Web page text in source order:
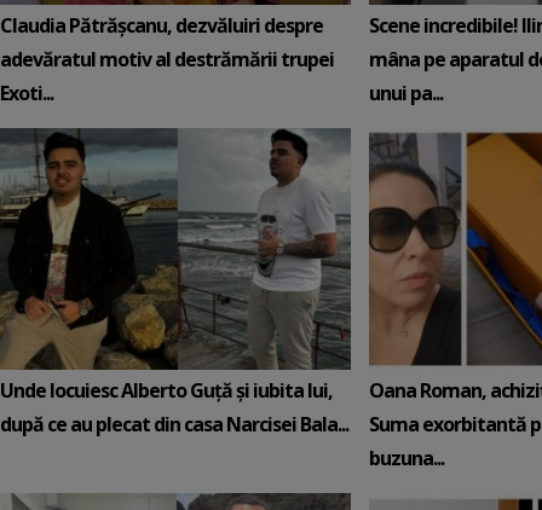
Claudia Pătrășcanu, dezvăluiri despre
adevăratul motiv al destrămării trupei
Exoti...
Scene incredibile!
mâna pe aparatul
unui pa...
Unde locuiesc Alberto Guță și iubita lui,
după ce au plecat din casa Narcisei Bala...
Oana Roman,
Suma exorbitantă
buzuna...